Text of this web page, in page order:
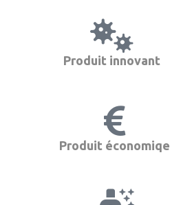
Produit innovant
Produit économiqe